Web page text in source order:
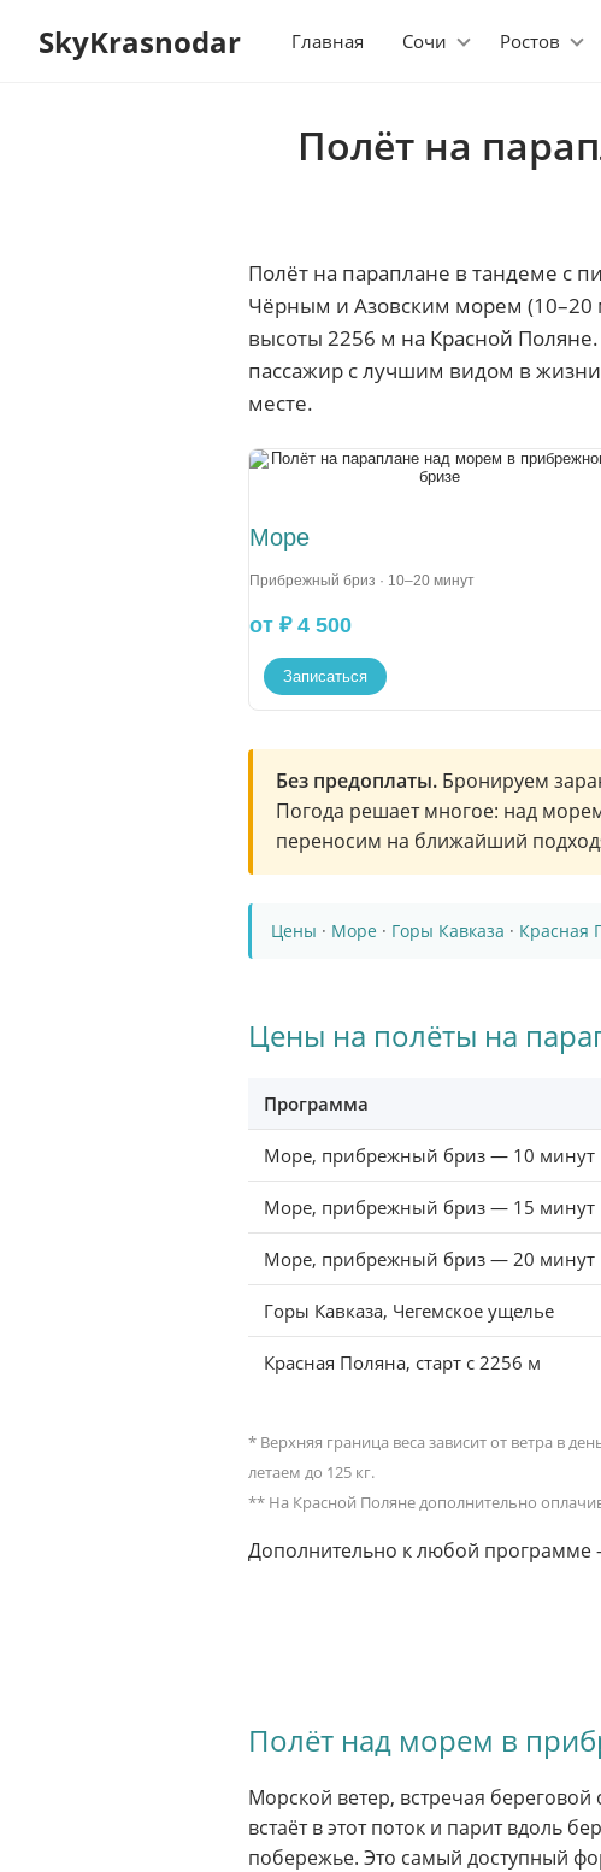
SkyKrasnodar Главная Сочи Ростов
Полёт на
Полёт на параплане в тандеме с
Чёрным и Азовским морем (10–20
высоты 2256 м на Красной
пассажир с лучшим видом в
месте.
Море
Прибрежный бриз · 10–20 минут
от ₽ 4 500
Записаться
Без предоплаты. Бронируем
Погода решает многое: над
переносим на ближайший
Цены · Море · Горы Кавказа · Красная
Цены на полёты на
Программа
Море, прибрежный бриз — 10 минут
Море, прибрежный бриз — 15 минут
Море, прибрежный бриз — 20 минут
Горы Кавказа, Чегемское ущелье
Красная Поляна, старт с 2256 м
* Верхняя граница веса зависит от ветра в
летаем до 125 кг.
** На Красной Поляне дополнительно
Дополнительно к любой
Полёт над морем в
Морской ветер, встречая
встаёт в этот поток и парит вдоль
побережье. Это самый доступный